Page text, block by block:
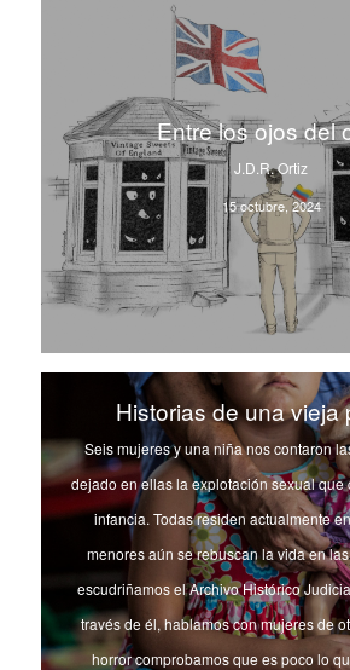
Entre los ojos del
J.D.R. Ortiz
15 octubre, 2024
Historias de una vieja
Seis mujeres y una niña nos contaron
dejado en ellas la explotación sexual que
infancia. Todas residen actualmente
menores aún se rebuscan la vida en
escudriñamos el Archivo Histórico
través de él, hablamos con mujeres de
horror comprobamos que es poco lo